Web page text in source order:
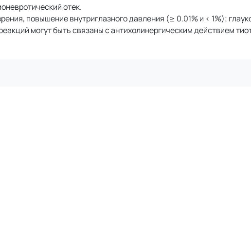
отек.
повышение внутриглазного давления (≥ 0.01% и < 1%);
могут быть связаны с антихолинергическим действием